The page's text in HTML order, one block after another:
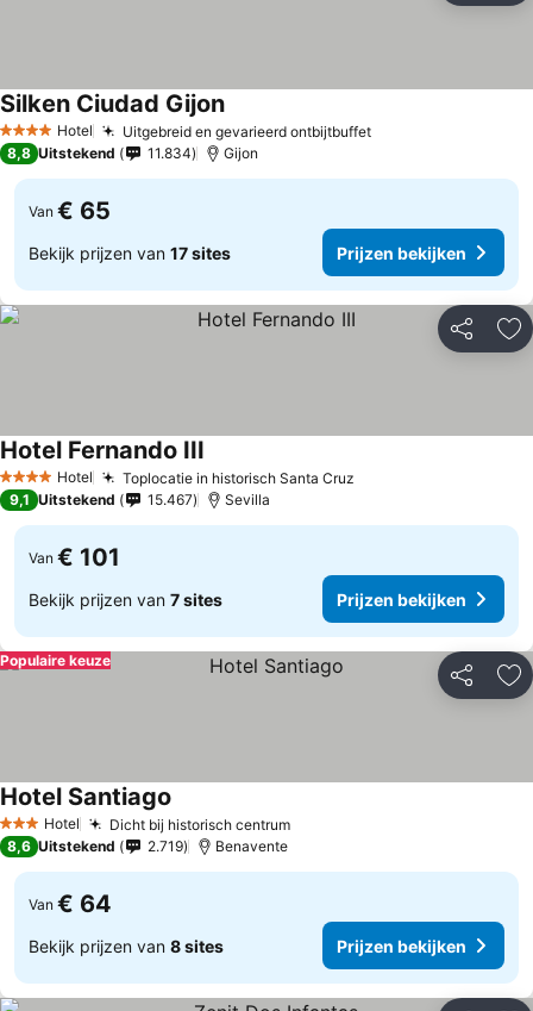
4 SterrenHotel Uitgebreid en gevarieerd ontbijtbuffet
Silken Ciudad Gijon
8,8 Uitstekend 11.834 Gijon
Van € 65
Bekijk prijzen van 17 sites Prijzen bekijken
Delen
4 SterrenHotel Toplocatie in historisch Santa Cruz
Hotel Fernando III
9,1 Uitstekend 15.467 Sevilla
Van € 101
Bekijk prijzen van 7 sites Prijzen bekijken
Delen
Populaire keuze
3 SterrenHotel Dicht bij historisch centrum
Hotel Santiago
8,6 Uitstekend 2.719 Benavente
Van € 64
Bekijk prijzen van 8 sites Prijzen bekijken